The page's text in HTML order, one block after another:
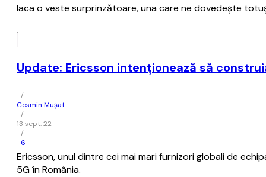
Iaca o veste surprinzătoare, una care ne dovedeşte
Update: Ericsson intenţionează să
/
Cosmin Mușat
/
13 sept. 22
/
6
Ericsson, unul dintre cei mai mari furnizori globali de
5G în România.